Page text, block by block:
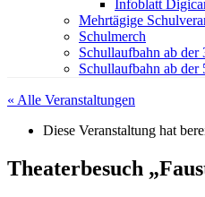
Infoblatt
Mehrtägige
Schulmerch
Schullaufbahn ab der
Schullaufbahn ab der
« Alle Veranstaltungen
Diese Veranstaltung hat
Theaterbesuch